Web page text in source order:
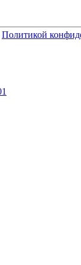
Политикой